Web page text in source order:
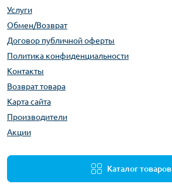
Услуги
Обмен/Возврат
Договор публичной оферты
Политика конфиденциальности
Контакты
Возврат товара
Карта сайта
Производители
Акции
Каталог товаров